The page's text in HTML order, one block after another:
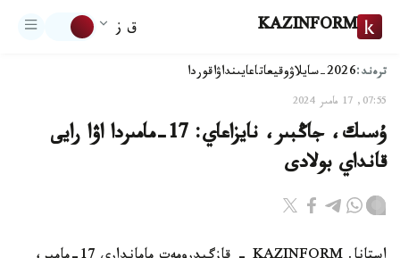
KAZINFORM ق ز
ترەند:2026-سايلاۋ وقيعاتاعايىنداۋاقوردا
07:55, 17 مامىر 2024
ۇسىك، جاڭبىر، نايزاعاي: 17-مامىردا اۋا رايى
قانداي بولادى